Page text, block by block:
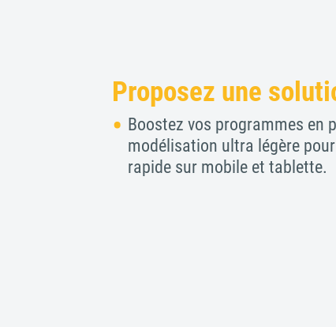
Proposez une
Boostez vos programmes en
modélisation ultra légère
rapide sur mobile et tablette.